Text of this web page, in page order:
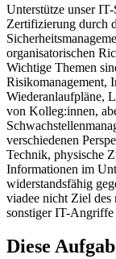
Unterstütze unser
Zertifizierung durch
organisatorischen
Wichtige Themen
Risikomanagement,
Wiederanlaufpläne,
von Kolleg:innen,
verschiedenen
Technik, physische
Informationen im
widerstandsfähig
viadee nicht Ziel des
sonstiger IT-
Diese